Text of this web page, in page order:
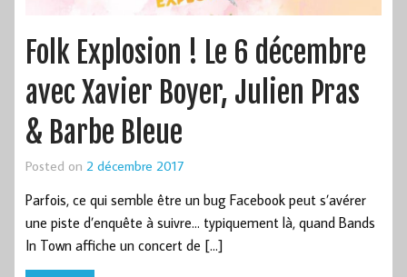
Folk Explosion ! Le 6 décembre
avec Xavier Boyer, Julien Pras
& Barbe Bleue
Posted on 2 décembre 2017
Parfois, ce qui semble être un bug Facebook peut s’avérer
une piste d’enquête à suivre… typiquement là, quand Bands
In Town affiche un concert de […]